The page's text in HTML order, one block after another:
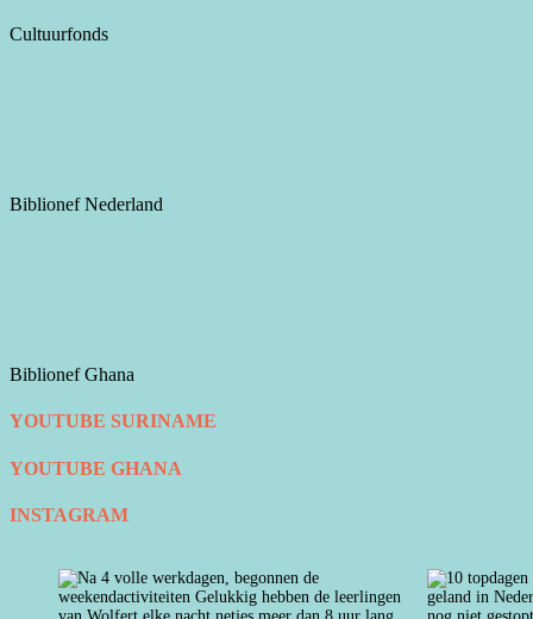
Cultuurfonds
Biblionef Nederland
Biblionef Ghana
YOUTUBE SURINAME
YOUTUBE GHANA
INSTAGRAM